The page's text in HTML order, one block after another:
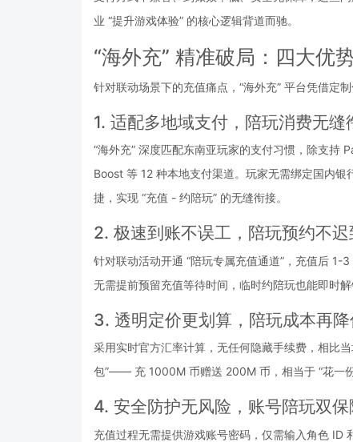
业 “提升游戏体验” 的核心逻辑背道而驰。
“海外充” 精准破局：四大优
针对联动场景下的充值痛点，“海外充” 平台凭借定
1. 适配多地域支付，陪玩消费无缝
“海外充” 深度匹配东南亚玩家的支付习惯，除支持
Boost 等 12 种本地支付渠道。玩家无需绑定国内
捷，实现 “充值 - 约陪玩” 的无缝衔接。
2. 极速到账不误工，陪玩预约不迟
针对联动活动开通 “陪玩专属充值通道”，充值后
无需提前预留充值等待时间，临时约陪玩也能即时
3. 透明定价更划算，陪玩成本再
采用实时官方汇率计算，无任何隐藏手续费，相比
包”—— 充 1000M 币赠送 200M 币，相当于 “花一
4. 安全防护无风险，账号陪玩双保
充值过程无需提供游戏账号密码，仅需输入角色 ID